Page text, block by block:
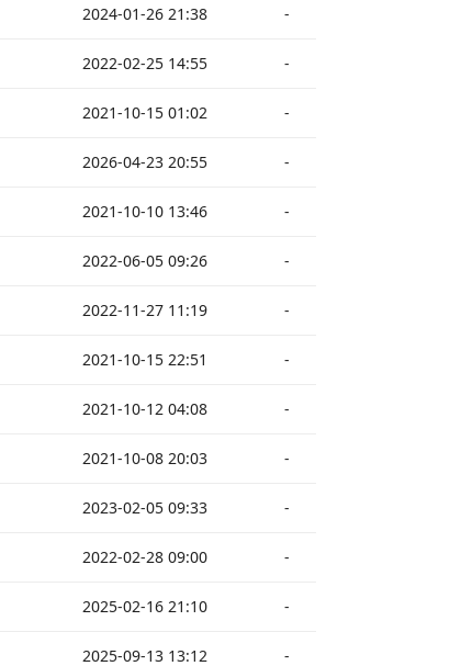
2024-01-26 21:38 -
2022-02-25 14:55 -
2021-10-15 01:02 -
2026-04-23 20:55 -
2021-10-10 13:46 -
2022-06-05 09:26 -
2022-11-27 11:19 -
2021-10-15 22:51 -
2021-10-12 04:08 -
2021-10-08 20:03 -
2023-02-05 09:33 -
2022-02-28 09:00 -
2025-02-16 21:10 -
2025-09-13 13:12 -